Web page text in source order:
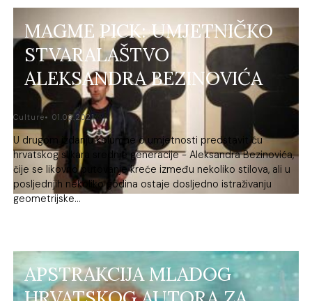
MAGME PICK: UMJETNIČKO
STVARALAŠTVO
ALEKSANDRA BEZINOVIĆA
Culture 01.02.2021.
U drugom izdanju kolumne o umjetnosti predstavit ću
hrvatskog slikara srednje generacije - Aleksandra Bezinovića,
čije se likovno putovanje kreće između nekoliko stilova, ali u
posljednjih nekoliko godina ostaje dosljedno istraživanju
geometrijske...
APSTRAKCIJA MLADOG